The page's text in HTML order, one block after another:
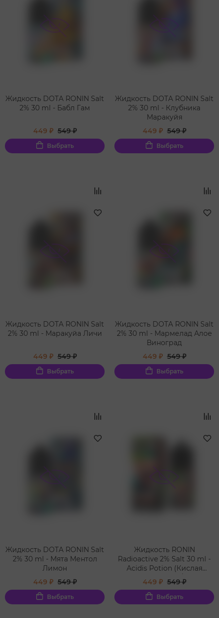
Жидкость DOTA RONIN Salt
2% 30 ml - Бабл Гам
449 ₽ 549 ₽
Выбрать
Жидкость DOTA RONIN Salt
2% 30 ml - Клубника
Маракуйя
449 ₽ 549 ₽
Выбрать
Жидкость DOTA RONIN Salt
2% 30 ml - Маракуйа Личи
449 ₽ 549 ₽
Выбрать
Жидкость DOTA RONIN Salt
2% 30 ml - Мармелад Алое
Виноград
449 ₽ 549 ₽
Выбрать
Жидкость DOTA RONIN Salt
2% 30 ml - Мята Ментол
Лимон
449 ₽ 549 ₽
Выбрать
Жидкость RONIN
Radioactive 2% Salt 30 ml -
Acidis Potion (Кислая
манго-маракуйя/Mango
Passion Fruit)
449 ₽ 549 ₽
Выбрать